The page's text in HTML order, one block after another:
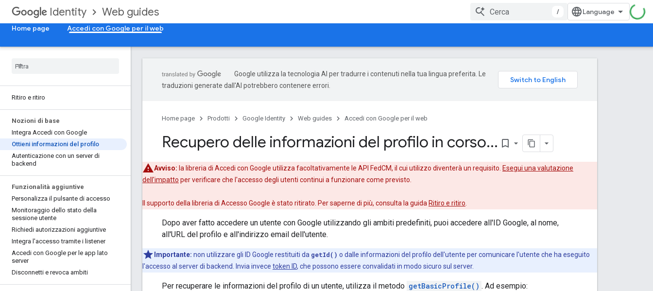
Identity Web guides
/
Home page
Accedi con Google per il web
Ritiro e ritiro
Nozioni di base
Integra Accedi con Google
Ottieni informazioni del profilo
Autenticazione con un server di
backend
Funzionalità aggiuntive
Personalizza il pulsante di accesso
Monitoraggio dello stato della
sessione utente
Richiedi autorizzazioni aggiuntive
Integra l'accesso tramite i listener
Accedi con Google per le app lato
server
Disconnetti e revoca ambiti
Google utilizza la tecnologia AI per tradurre i contenuti nella tua lingua preferita. Le
traduzioni generate dall'AI potrebbero contenere errori.
Home page Prodotti Google Identity Web guides Accedi con Google per il web
Recupero delle informazioni del profilo in corso... bookmark_border
Avviso: la libreria di Accedi con Google utilizza facoltativamente le API FedCM, il cui utilizzo diventerà un requisito. Esegui una valutazione
dell'impatto per verificare che l'accesso degli utenti continui a funzionare come previsto.
Il supporto della libreria di Accesso Google è stato ritirato. Per saperne di più, consulta la guida Ritiro e ritiro
Dopo aver fatto accedere un utente con Google utilizzando gli ambiti predefiniti, puoi accedere all'ID Google, al nome,
all'URL del profilo e all'indirizzo email dell'utente.
Importante: non utilizzare gli ID Google restituiti da getId() o dalle informazioni del profilo dell'utente per comunicare l'utente che ha eseguito
l'accesso al server di backend. Invia invece token ID, che possono essere convalidati in modo sicuro sul server.
Per recuperare le informazioni del profilo di un utente, utilizza il metodo getBasicProfile() . Ad esempio: